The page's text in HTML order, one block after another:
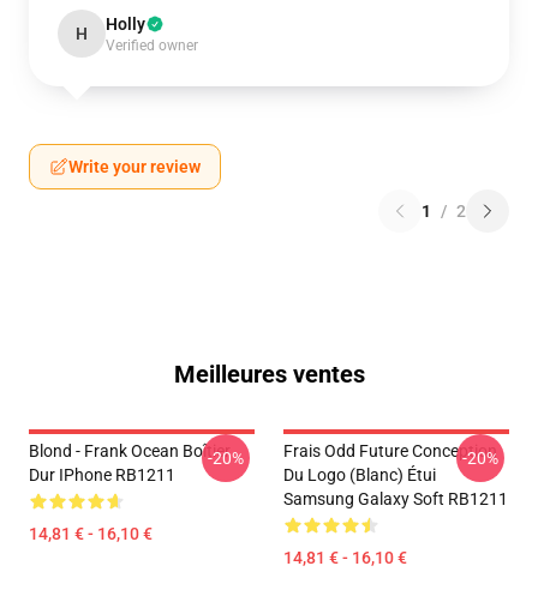
H Holly
Verified owner
Write your review
1 / 2
Meilleures ventes
Blond - Frank Ocean Boîtier
Dur IPhone RB1211
14,81 € - 16,10 €
-20%
Frais Odd Future Conception
Du Logo (blanc) Étui
Samsung Galaxy Soft RB1211
14,81 € - 16,10 €
-20%